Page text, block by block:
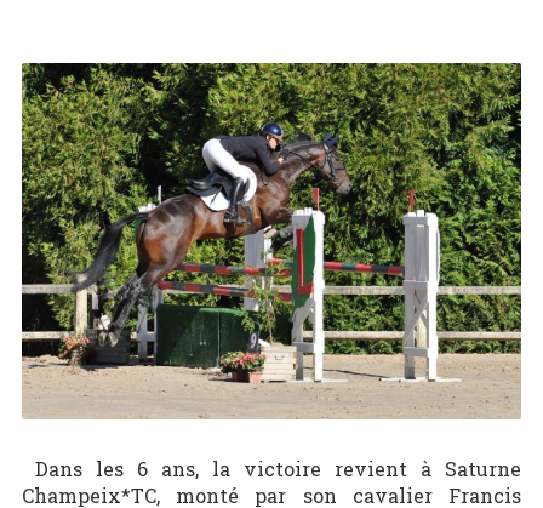
Dans les 6 ans, la victoire revient à Saturne
Champeix*TC, monté par son cavalier Francis